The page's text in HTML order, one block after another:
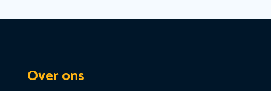
Over ons